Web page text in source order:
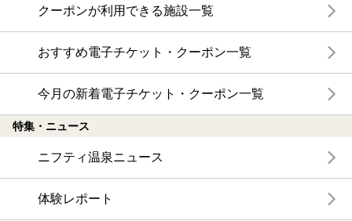
クーポンが利用できる施設一覧
おすすめ電子チケット・クーポン一覧
今月の新着電子チケット・クーポン一覧
特集・ニュース
ニフティ温泉ニュース
体験レポート